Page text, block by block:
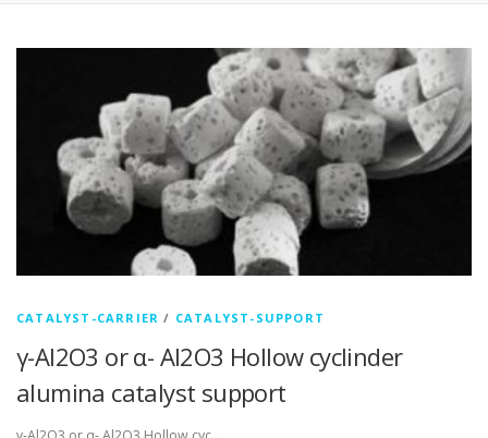
CATALYST-CARRIER / CATALYST-SUPPORT
γ-Al2O3 or α- Al2O3 Hollow cyclinder
alumina catalyst support